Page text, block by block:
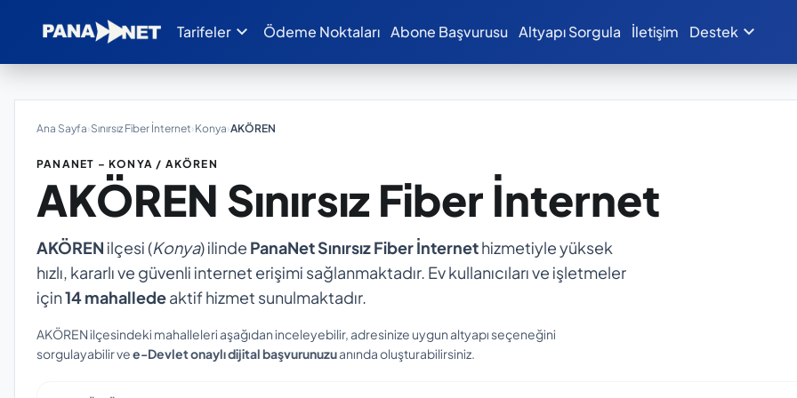
Tarifeler expand_more Ödeme Noktaları Abone Başvurusu Altyapı Sorgula İletişim Destek expand_more
Ana Sayfa›Sınırsız Fiber İnternet›Konya›AKÖREN
PANANET – KONYA / AKÖREN
AKÖREN Sınırsız Fiber İnternet
AKÖREN ilçesi (Konya) ilinde PanaNet Sınırsız Fiber İnternethizmetiyle yüksek
hızlı, kararlı ve güvenli internet erişimi sağlanmaktadır. Ev kullanıcıları ve işletmeler
için14 mahalledeaktif hizmet sunulmaktadır.
AKÖREN ilçesindeki mahalleleri aşağıdan inceleyebilir, adresinize uygun altyapı seçeneğini
sorgulayabilir vee-Devlet onaylı dijital başvurunuzuanında oluşturabilirsiniz.